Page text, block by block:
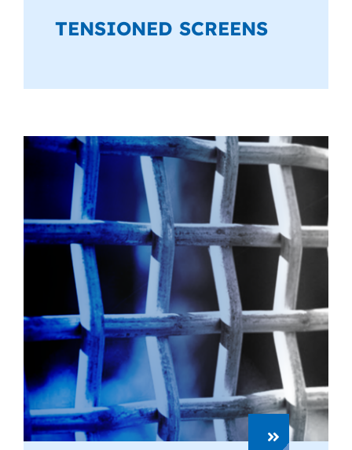
TENSIONED SCREENS